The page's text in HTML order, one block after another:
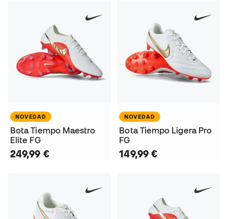
NOVEDAD
Bota Tiempo Maestro
Elite FG
249,99 €
NOVEDAD
Bota Tiempo Ligera Pro
FG
149,99 €